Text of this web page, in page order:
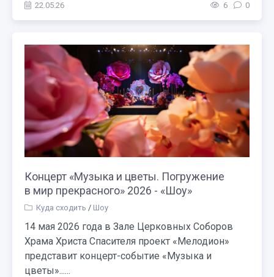
22.05.26 6 0
Концерт «Музыка и цветы. Погружение
в мир прекрасного» 2026 - «Шоу»
Куда сходить / Шоу
14 мая 2026 года в Зале Церковных Соборов
Храма Христа Спасителя проект «Мелодион»
представит концерт-событие «Музыка и
цветы»......